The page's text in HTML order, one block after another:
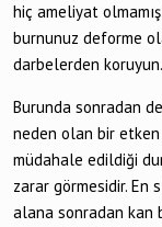
hiç ameliyat
burnunuz deforme
darbelerden
Burunda sonradan
neden olan bir etken
müdahale edildiği
zarar görmesidir. En
alana sonradan kan